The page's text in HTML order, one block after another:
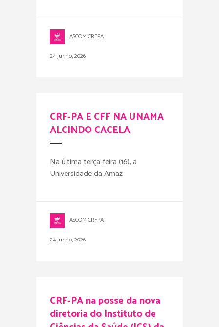
ASCOM CRFPA
24 junho, 2026
CRF-PA E CFF NA UNAMA
ALCINDO CACELA
Na última terça-feira (16), a
Universidade da Amaz
ASCOM CRFPA
24 junho, 2026
CRF-PA na posse da nova
diretoria do Instituto de